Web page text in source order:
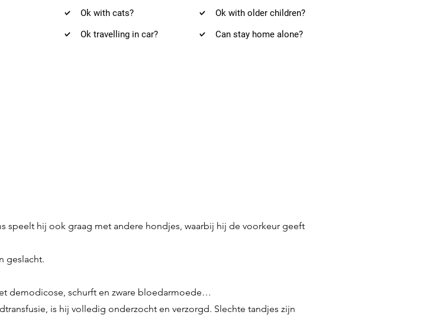
Ok with cats?
Ok travelling in car?
Ok with older children?
Can stay home alone?
speelt hij ook graag met andere hondjes, waarbij hij de voorkeur geeft
geslacht.
demodicose, schurft en zware bloedarmoede…
is hij volledig onderzocht en verzorgd. Slechte tandjes zijn